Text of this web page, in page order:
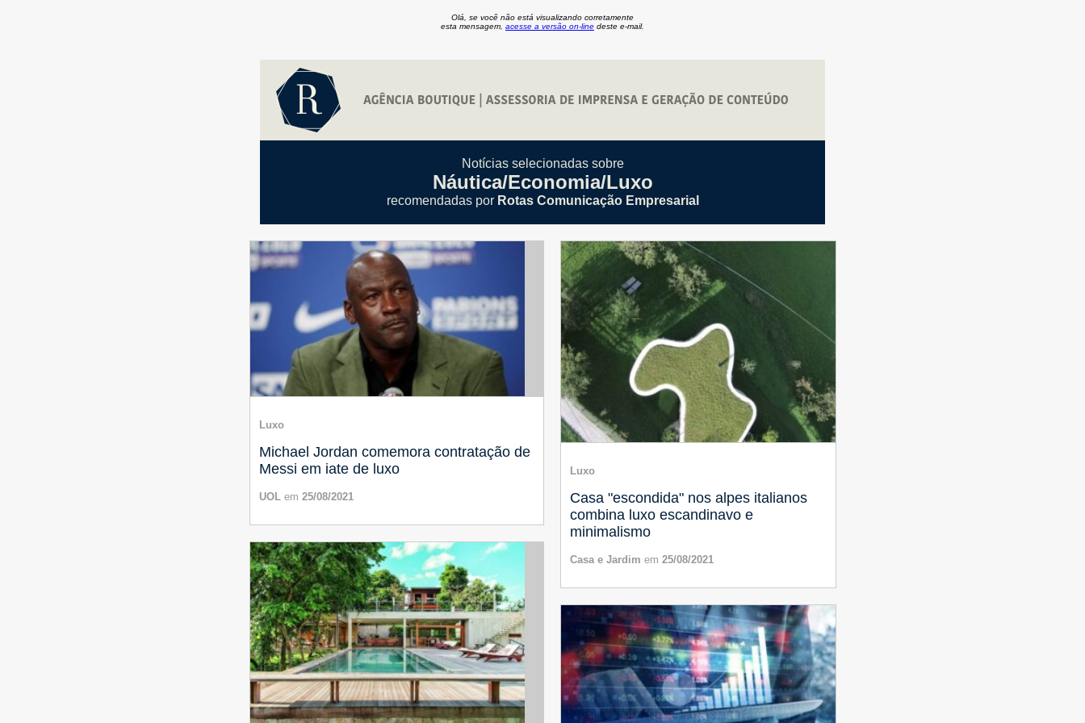
Olá, se você não está visualizando corretamente
esta mensagem, acesse a versão on-line deste e-mail.
Notícias selecionadas sobre
Náutica/Economia/Luxo
recomendadas por Rotas Comunicação Empresarial
Luxo
Michael Jordan comemora contratação de
Messi em iate de luxo
UOLem 25/08/2021
Luxo
Casa "escondida" nos alpes italianos
combina luxo escandinavo e
minimalismo
Casa e Jardim em 25/08/2021